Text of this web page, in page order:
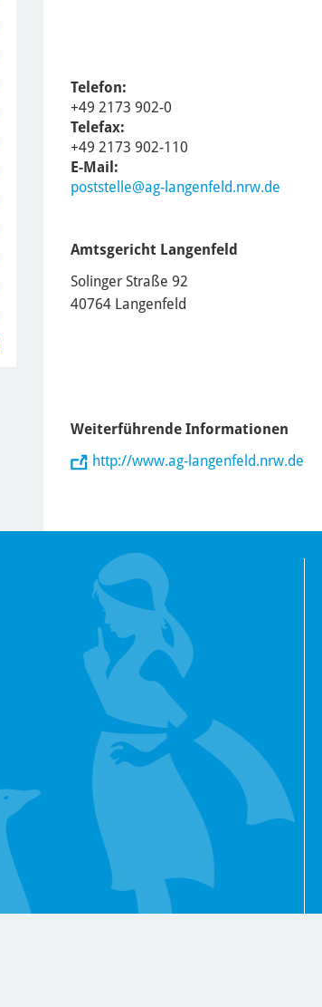
Telefon:
+49 2173 902-0
Telefax:
+49 2173 902-110
E-Mail:
poststelle@ag-langenfeld.nrw.de
Amtsgericht Langenfeld
Solinger Straße 92
40764 Langenfeld
Weiterführende Informationen
http://www.ag-langenfeld.nrw.de